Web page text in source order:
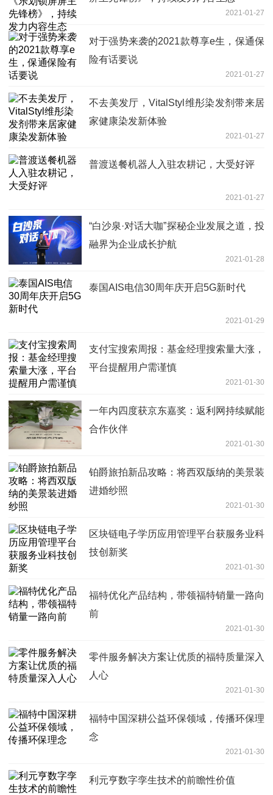
2021-01-27
对于强势来袭的2021款尊享e生，保通保
险有话要说
2021-01-27
不去美发厅，VitalStyl维彤染发剂带来居
家健康染发新体验
2021-01-27
普渡送餐机器人入驻农耕记，大受好评
2021-01-27
“白沙泉·对话大咖”探秘企业发展之道，投
融界为企业成长护航
2021-01-28
泰国AIS电信30周年庆开启5G新时代
2021-01-29
支付宝搜索周报：基金经理搜索量大涨，
平台提醒用户需谨慎
2021-01-30
一年内四度获京东嘉奖：返利网持续赋能
合作伙伴
2021-01-30
铂爵旅拍新品攻略：将西双版纳的美景装
进婚纱照
2021-01-30
区块链电子学历应用管理平台获服务业科
技创新奖
2021-01-30
福特优化产品结构，带领福特销量一路向
前
2021-01-30
零件服务解决方案让优质的福特质量深入
人心
2021-01-30
福特中国深耕公益环保领域，传播环保理
念
2021-01-30
利元亨数字孪生技术的前瞻性价值